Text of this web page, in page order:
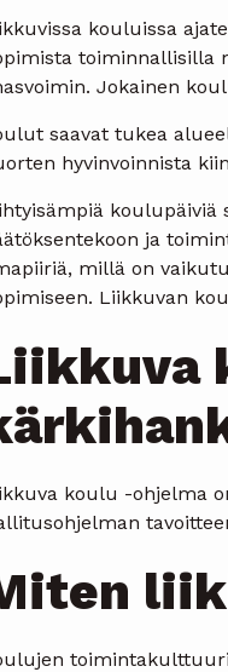
kouluissa
toiminnallisilla
Jokainen
saavat tukea
hyvinvoinnista
ja
millä on
Liikkuvan
koulu -ohjelma